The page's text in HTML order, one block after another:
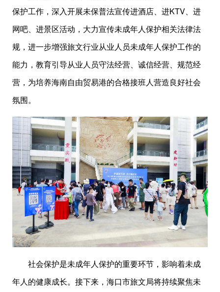
保护工作，深入开展未保普法宣传进酒店、进KTV、进
网吧、进景区活动，大力宣传未成年人保护相关法律法
规，进一步增强旅文行业从业人员未成年人保护工作的
能力，教育引导从业人员守法经营、诚信经营、规范经
营，为培养海南自由贸易港的合格接班人营造良好社会
氛围。
社会保护是未成年人保护的重要环节，影响着未成
年人的健康成长。接下来，海口市旅文局将持续聚焦未